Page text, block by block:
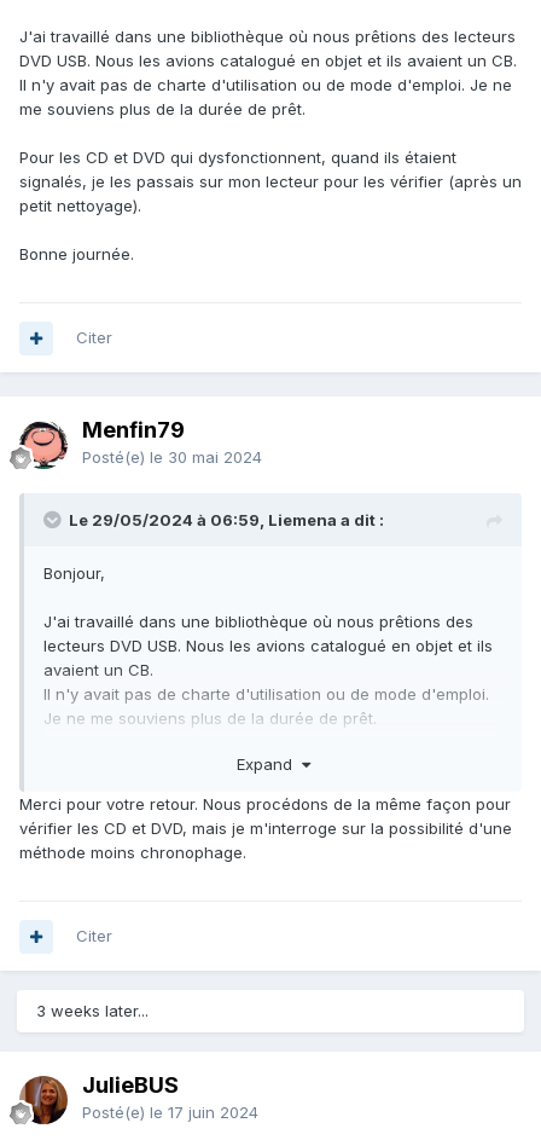
J'ai travaillé dans une bibliothèque où nous prêtions des lecteurs
DVD USB. Nous les avions catalogué en objet et ils avaient un CB.
Il n'y avait pas de charte d'utilisation ou de mode d'emploi. Je ne
me souviens plus de la durée de prêt.
Pour les CD et DVD qui dysfonctionnent, quand ils étaient
signalés, je les passais sur mon lecteur pour les vérifier (après un
petit nettoyage).
Bonne journée.
Citer
Menfin79
Posté(e) le 30 mai 2024
Le 29/05/2024 à 06:59, Liemena a dit :
Bonjour,
J'ai travaillé dans une bibliothèque où nous prêtions des
lecteurs DVD USB. Nous les avions catalogué en objet et ils
avaient un CB.
Il n'y avait pas de charte d'utilisation ou de mode d'emploi.
Je ne me souviens plus de la durée de prêt.
Pour les CD et DVD qui dysfonctionnent, quand ils étaient
(après un petit nettoyage).
Bonne journée.
Expand
Merci pour votre retour. Nous procédons de la même façon pour
vérifier les CD et DVD, mais je m'interroge sur la possibilité d'une
méthode moins chronophage.
Citer
3 weeks later...
JulieBUS
Posté(e) le 17 juin 2024